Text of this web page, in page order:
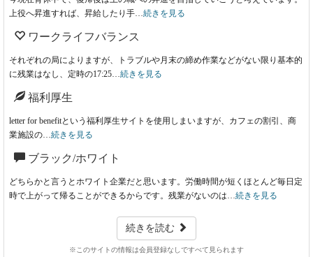
上役へ昇進すれば、昇給したり手… 続きを見る
ワークライフバランス
それぞれの局によりますが、トラブルや月末の締め作業などがない限り基本的
に残業はなし、定時の17:25… 続きを見る
福利厚生
letter for benefitという福利厚生サイトを使用しまいますが、カフェの割引、商
業施設の… 続きを見る
ブラック/ホワイト
どちらかと言うとホワイト企業だと思います。労働時間が短くほとんど毎日定
時で上がって帰ることができるからです。残業がないのは… 続きを見る
続きを読む
※このサイトの情報は会員登録なしですべて見られます